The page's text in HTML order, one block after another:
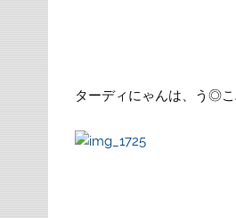
ターディにゃんは、う◎